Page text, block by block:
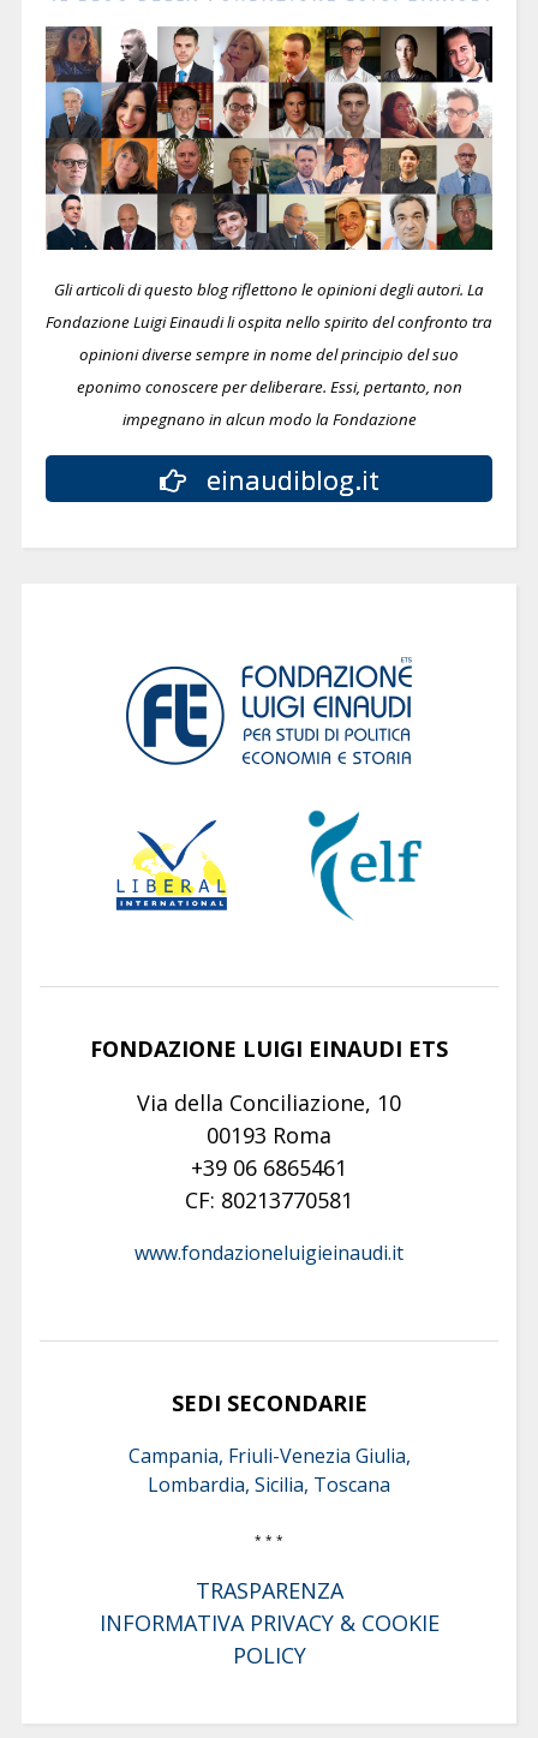
Gli articoli di questo blog riflettono le opinioni degli autori. La
Fondazione Luigi Einaudi li ospita nello spirito del confronto tra
opinioni diverse sempre in nome del principio del suo
eponimo conoscere per deliberare. Essi, pertanto, non
impegnano in alcun modo la Fondazione
einaudiblog.it
FONDAZIONE LUIGI EINAUDI ETS
Via della Conciliazione, 10
00193 Roma
+39 06 6865461
CF: 80213770581
www.fondazioneluigieinaudi.it
SEDI SECONDARIE
Campania, Friuli-Venezia Giulia,
Lombardia, Sicilia, Toscana
* * *
TRASPARENZA
INFORMATIVA PRIVACY & COOKIE
POLICY